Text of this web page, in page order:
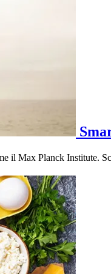
il Max Planck Institute.